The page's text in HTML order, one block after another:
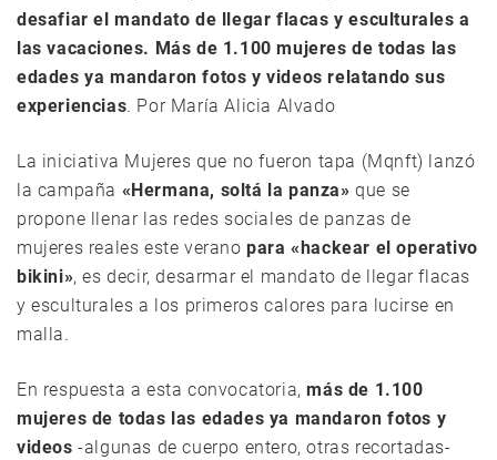
desafiar el mandato de llegar flacas y esculturales a
las vacaciones. Más de 1.100 mujeres de todas las
edades ya mandaron fotos y videos relatando sus
experiencias. Por María Alicia Alvado
La iniciativa Mujeres que no fueron tapa (Mqnft) lanzó
la campaña «Hermana, soltá la panza» que se
propone llenar las redes sociales de panzas de
mujeres reales este verano para «hackear el operativo
bikini», es decir, desarmar el mandato de llegar flacas
y esculturales a los primeros calores para lucirse en
malla.
En respuesta a esta convocatoria,más de 1.100
mujeres de todas las edades ya mandaron fotos y
videos -algunas de cuerpo entero, otras recortadas-